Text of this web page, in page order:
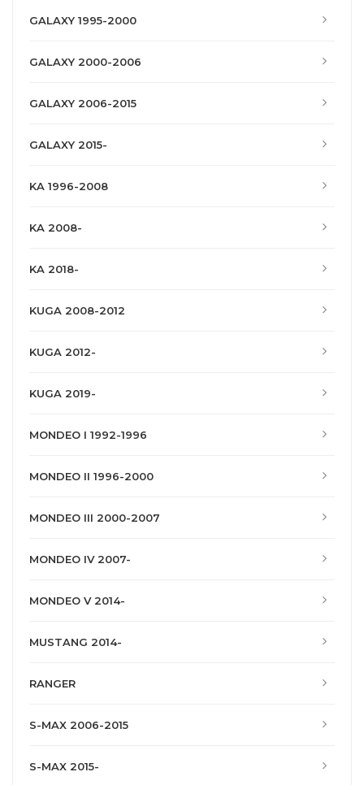
GALAXY 1995-2000
GALAXY 2000-2006
GALAXY 2006-2015
GALAXY 2015-
KA 1996-2008
KA 2008-
KA 2018-
KUGA 2008-2012
KUGA 2012-
KUGA 2019-
MONDEO I 1992-1996
MONDEO II 1996-2000
MONDEO III 2000-2007
MONDEO IV 2007-
MONDEO V 2014-
MUSTANG 2014-
RANGER
S-MAX 2006-2015
S-MAX 2015-